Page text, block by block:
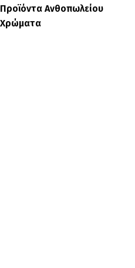
Προϊόντα Ανθοπωλείου
Χρώματα